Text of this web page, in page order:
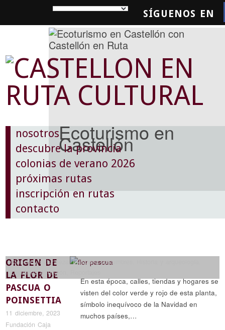
SÍGUENOS EN
Ecoturismo en
Castellón
nosotros
descubre la provincia
colonias de verano 2026
próximas rutas
inscripción en rutas
contacto
ORIGEN DE
LA FLOR DE
PASCUA O
POINSETTIA
11 diciembre, 2023
Fundación Caja
Ciencia y naturaleza ,Fiestas y costumbres
Leyendas y religión
En esta época, calles, tiendas y hogares se
visten del color verde y rojo de esta planta,
símbolo inequívoco de la Navidad en
muchos países,…